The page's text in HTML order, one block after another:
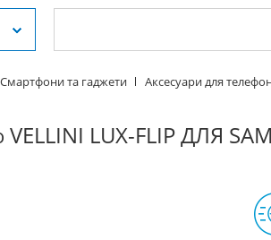
Смартфони та гаджети Аксесуари для
VELLINI LUX-FLIP ДЛЯ